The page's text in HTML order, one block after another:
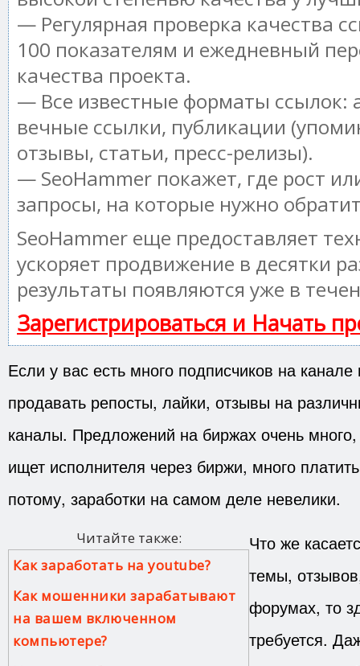
— Регулярная проверка качества
100 показателям и ежедневный
качества проекта.
— Все известные форматы ссылок:
вечные ссылки, публикации
отзывы, статьи, пресс-релизы).
— SeoHammer покажет, где рост
запросы, на которые нужно
SeoHammer еще предоставляет
ускоряет продвижение в десятки
результаты появляются уже в
Зарегистрироваться и Начать
Если у вас есть много подписчиков на
продавать репосты, лайки, отзывы на
каналы. Предложений на биржах очень
ищет исполнителя через биржи, много
потому, заработки на самом деле невелики.
Читайте также:
Как заработать на youtube?
Как мошенники зарабатывают
на вашем включенном
компьютере?
Что же
темы,
форумах, то
требуется.